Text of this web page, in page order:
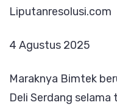
Liputanresolusi.com
4 Agustus 2025
Maraknya Bimtek
Deli Serdang